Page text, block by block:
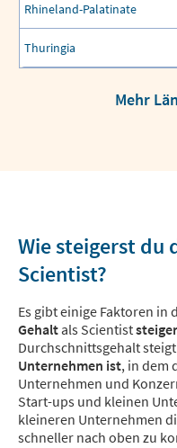
Rhineland-Palatinate
Thuringia
Mehr
Wie steigerst du
Scientist?
Es gibt einige Faktoren in
Gehaltals Scientist
Durchschnittsgehalt
Unternehmen ist, in dem
Unternehmen und
Start-ups und kleinen
kleineren Unternehmen
schneller nach oben zu